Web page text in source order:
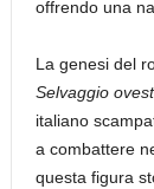
offrendo una
La genesi del
Selvaggio ovest
italiano
a combattere
questa figura